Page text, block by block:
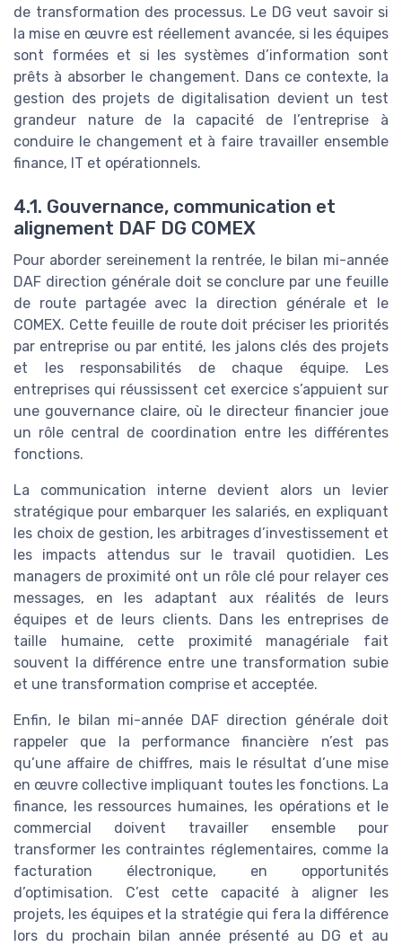
de transformation des processus. Le DG veut savoir si
la mise en œuvre est réellement avancée, si les équipes
sont formées et si les systèmes d’information sont
prêts à absorber le changement. Dans ce contexte, la
gestion des projets de digitalisation devient un test
grandeur nature de la capacité de l’entreprise à
conduire le changement et à faire travailler ensemble
finance, IT et opérationnels.
4.1. Gouvernance, communication et
alignement DAF DG COMEX
Pour aborder sereinement la rentrée, le bilan mi-année
DAF direction générale doit se conclure par une feuille
de route partagée avec la direction générale et le
COMEX. Cette feuille de route doit préciser les priorités
par entreprise ou par entité, les jalons clés des projets
et les responsabilités de chaque équipe. Les
entreprises qui réussissent cet exercice s’appuient sur
une gouvernance claire, où le directeur financier joue
un rôle central de coordination entre les différentes
fonctions.
La communication interne devient alors un levier
stratégique pour embarquer les salariés, en expliquant
les choix de gestion, les arbitrages d’investissement et
les impacts attendus sur le travail quotidien. Les
managers de proximité ont un rôle clé pour relayer ces
messages, en les adaptant aux réalités de leurs
équipes et de leurs clients. Dans les entreprises de
taille humaine, cette proximité managériale fait
souvent la différence entre une transformation subie
et une transformation comprise et acceptée.
Enfin, le bilan mi-année DAF direction générale doit
rappeler que la performance financière n’est pas
qu’une affaire de chiffres, mais le résultat d’une mise
en œuvre collective impliquant toutes les fonctions. La
finance, les ressources humaines, les opérations et le
commercial doivent travailler ensemble pour
transformer les contraintes réglementaires, comme la
facturation électronique, en opportunités
d’optimisation. C’est cette capacité à aligner les
projets, les équipes et la stratégie qui fera la différence
lors du prochain bilan année présenté au DG et au